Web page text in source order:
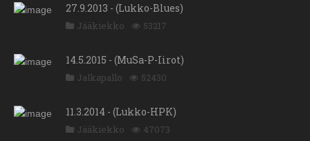
27.9.2013 - (Lukko-Blues)
Jääkiekko 53217
14.5.2015 - (MuSa-P-Iirot)
Jalkapallo 52430
11.3.2014 - (Lukko-HPK)
Jääkiekko 47073